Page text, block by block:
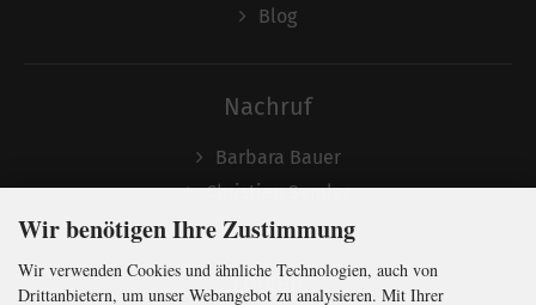
Blog
Nachruf
Barbara Bauer
Christian Semler
Folgen
Wir benötigen Ihre Zustimmung
Wir verwenden Cookies und ähnliche Technologien, auch von
Drittanbietern, um unser Webangebot zu analysieren. Mit Ihrer